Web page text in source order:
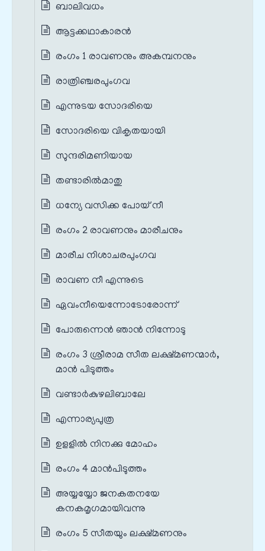
ബാലിവധം
ആട്ടക്കഥാകാരൻ
രംഗം 1 രാവണനും അകമ്പനനും
രാത്രിഞ്ചരപുംഗവ
എന്നുടയ സോദരിയെ
സോദരിയെ വികൃതയായി
സുന്ദരിമണിയായ
തണ്ടാരില്‍മാതു
ധന്യേ വസിക്ക പോയ് നീ
രംഗം 2 രാവണനും മാരീചനും
മാരീച നിശാചരപുംഗവ
രാവണ നീ എന്നുടെ
ഏവംനീയെന്നോടോരോന്ന്
പോരുന്നെന്‍ ഞാന്‍ നിന്നോടു
രംഗം 3 ശ്രീരാമ സീത ലക്ഷ്മണന്മാർ,
മാൻ പിടുത്തം
വണ്ടാര്‍കുഴലിബാലേ
എന്നാര്യപുത്ര
ഉളളില്‍ നിനക്കു മോഹം
രംഗം 4 മാൻപിടുത്തം
അയ്യയ്യോ ജനകതനയേ
കനകമൃഗമായിവന്നു
രംഗം 5 സീതയും ലക്ഷ്മണനും